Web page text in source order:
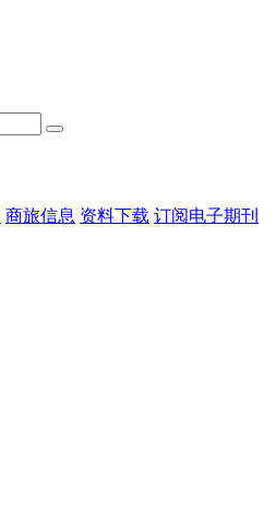
商旅信息 资料下载 订阅电子期刊